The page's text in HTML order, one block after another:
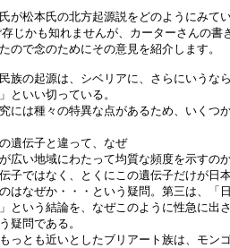
本氏の北方起源説をどのようにみて
じかも知れませんが、カーターさんの書
ので念のためにその意見を紹介します。
起源は、シベリアに、さらにいうな
といい切っている。
種々の特異な点があるため、いくつ
遺伝子と違って、なぜ
広い地域にわたって均質な頻度を示すの
子ではなく、とくにこの遺伝子だけが日
はなぜか・・・という疑問。第三は、「
という結論を、なぜこのように性急に出
疑問である。
も近いとしたブリアート族は、モン